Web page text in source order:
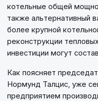
котельные общей
также альтернативный
более крупной
реконструкции
инвестиции могут
Как поясняет
Нормунд Талцис, уже
предприятием